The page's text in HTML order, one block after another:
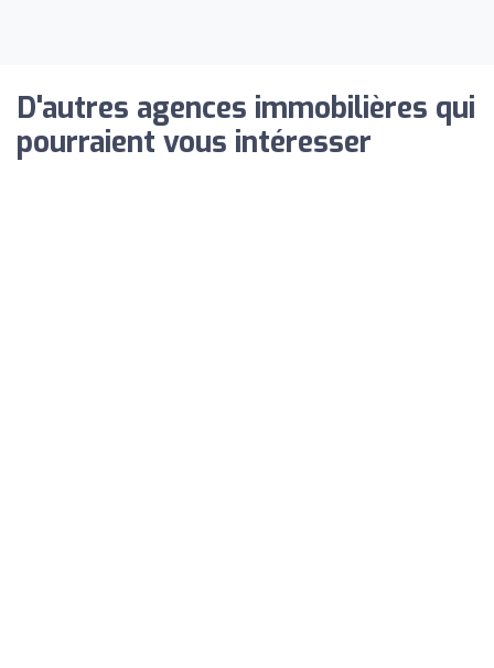
D'autres agences immobilières qui
pourraient vous intéresser